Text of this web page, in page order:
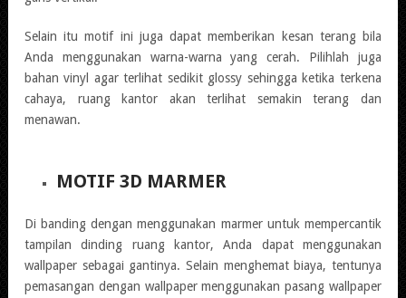
Selain itu motif ini juga dapat memberikan kesan terang bila
Anda menggunakan warna-warna yang cerah. Pilihlah juga
bahan vinyl agar terlihat sedikit glossy sehingga ketika terkena
cahaya, ruang kantor akan terlihat semakin terang dan
menawan.
MOTIF 3D MARMER
Di banding dengan menggunakan marmer untuk mempercantik
tampilan dinding ruang kantor, Anda dapat menggunakan
wallpaper sebagai gantinya. Selain menghemat biaya, tentunya
pemasangan dengan wallpaper menggunakan pasang wallpaper